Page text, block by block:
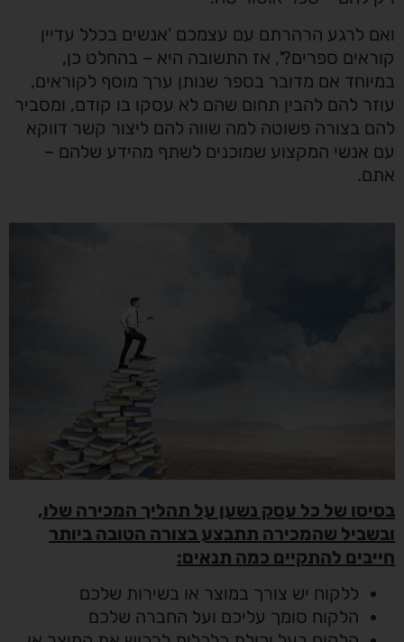
ואם לרגע הרהרתם עם עצמכם 'אנשים בכלל עדיין
קוראים ספרים?', אז התשובה היא – בהחלט כן,
במיוחד אם מדובר בספר שנותן ערך מוסף לקוראים,
עוזר להם להבין תחום שהם לא עסקו בו קודם, ומסביר
להם בצורה פשוטה למה שווה להם ליצור קשר דווקא
עם אנשי המקצוע שמוכנים לשתף מהידע שלהם –
אתם.
בסיסו של כל עסק נשען על תהליך המכירה שלו,
ובשביל שהמכירה תתבצע בצורה הטובה ביותר
חייבים להתקיים כמה תנאים:
ללקוח יש צורך במוצר או בשירות שלכם
הלקוח סומך עליכם ועל החברה שלכם